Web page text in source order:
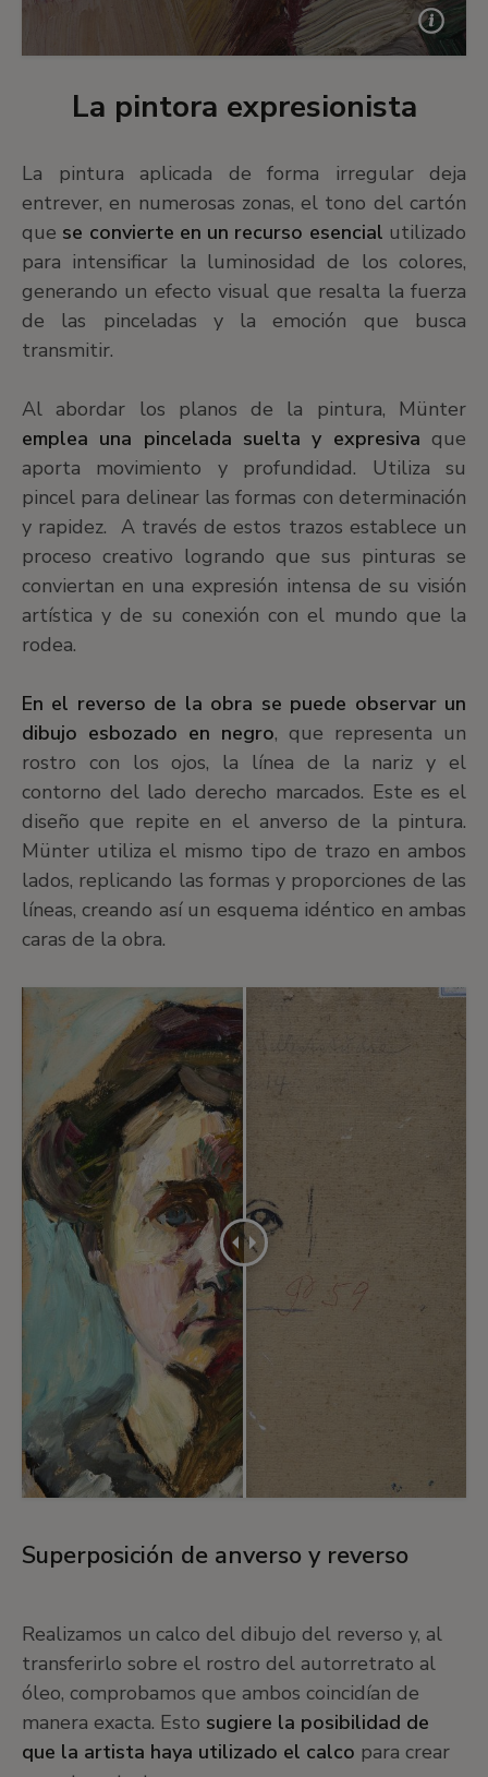
La pintora expresionista
La pintura aplicada de forma irregular deja
entrever, en numerosas zonas, el tono del cartón
que se convierte en un recurso esencial utilizado
para intensificar la luminosidad de los colores,
generando un efecto visual que resalta la fuerza
de las pinceladas y la emoción que busca
transmitir.
Al abordar los planos de la pintura, Münter
emplea una pincelada suelta y expresiva que
aporta movimiento y profundidad. Utiliza su
pincel para delinear las formas con determinación
y rapidez. A través de estos trazos establece un
proceso creativo logrando que sus pinturas se
conviertan en una expresión intensa de su visión
artística y de su conexión con el mundo que la
rodea.
En el reverso de la obra se puede observar un
dibujo esbozado en negro, que representa un
rostro con los ojos, la línea de la nariz y el
contorno del lado derecho marcados. Este es el
diseño que repite en el anverso de la pintura.
Münter utiliza el mismo tipo de trazo en ambos
lados, replicando las formas y proporciones de las
líneas, creando así un esquema idéntico en ambas
caras de la obra.
Superposición de anverso y reverso
Realizamos un calco del dibujo del reverso y, al
transferirlo sobre el rostro del autorretrato al
óleo, comprobamos que ambos coincidían de
manera exacta. Esto sugiere la posibilidad de
que la artista haya utilizado el calco para crear